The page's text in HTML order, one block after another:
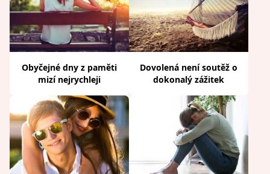
Obyčejné dny z paměti
mizí nejrychleji
Dovolená není soutěž o
dokonalý zážitek